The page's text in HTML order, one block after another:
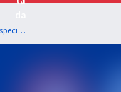
SMSA Boa Vista - RR - Cargo 45: Assistente Técnico - Especialidade: Técnico em Enfermagem